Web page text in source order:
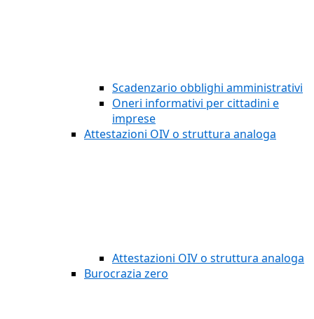
Scadenzario obblighi amministrativi
Oneri informativi per cittadini e
imprese
Attestazioni OIV o struttura analoga
Attestazioni OIV o struttura analoga
Burocrazia zero